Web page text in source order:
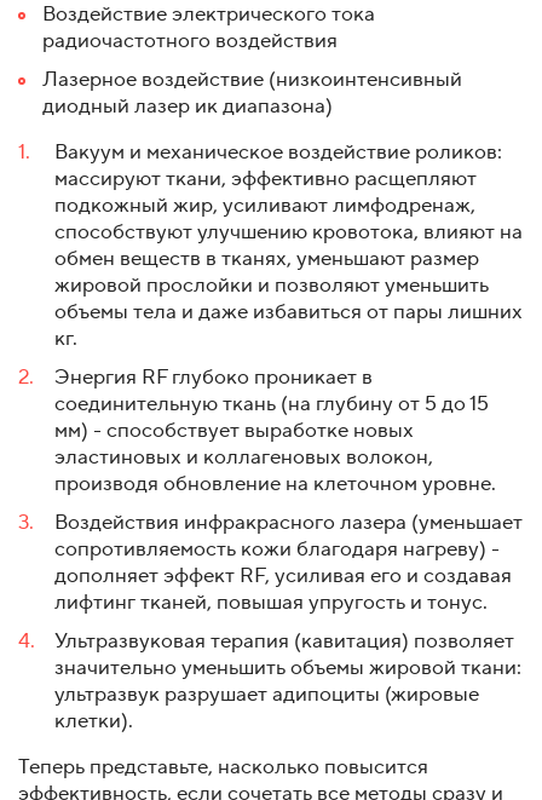
Воздействие электрического тока
радиочастотного воздействия
Лазерное воздействие (низкоинтенсивный
диодный лазер ик диапазона)
Вакуум и механическое воздействие роликов:
массируют ткани, эффективно расщепляют
подкожный жир, усиливают лимфодренаж,
способствуют улучшению кровотока, влияют на
обмен веществ в тканях, уменьшают размер
жировой прослойки и позволяют уменьшить
объемы тела и даже избавиться от пары лишних
кг.
Энергия RF глубоко проникает в
соединительную ткань (на глубину от 5 до 15
мм) - способствует выработке новых
эластиновых и коллагеновых волокон,
производя обновление на клеточном уровне.
Воздействия инфракрасного лазера (уменьшает
сопротивляемость кожи благодаря нагреву) -
дополняет эффект RF, усиливая его и создавая
лифтинг тканей, повышая упругость и тонус.
Ультразвуковая терапия (кавитация) позволяет
значительно уменьшить объемы жировой ткани:
ультразвук разрушает адипоциты (жировые
клетки).
Теперь представьте, насколько повысится
эффективность, если сочетать все методы сразу и